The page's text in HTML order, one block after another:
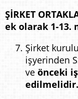
ŞİRKET
ek olarak 1-13.
Şirket
işyerinden
ve önceki